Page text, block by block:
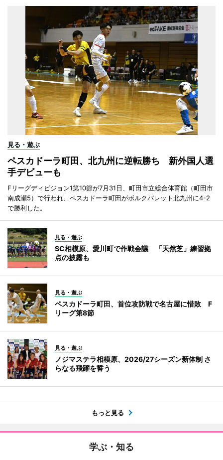
見る・遊ぶ
ペスカドーラ町田、北九州に逆転勝ち 新外国人選
手デビューも
Fリーグディビジョン1第10節が7月31日、町田市立総合体育館（町田市
南成瀬5）で行われ、ペスカドーラ町田がボルクバレット北九州に4-2
で勝利した。
見る・遊ぶ
SC相模原、愛川町で作戦会議 「天然芝」練習拠
点の披露も
見る・遊ぶ
ペスカドーラ町田、首位攻防戦で名古屋に惜敗 F
リーグ第8節
見る・遊ぶ
ノジマステラ相模原、2026/27シーズン新体制 さ
らなる飛躍を誓う
もっと見る
学ぶ・知る